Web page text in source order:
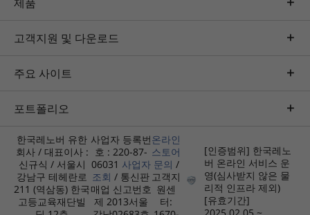
고객지원 및 다운로드
주요 사이트
포트폴리오
한국레노버 유한
회사 / 대표이사 :
신규식 / 서울시
강남구 테헤란로
211 (역삼동) 한국
고등교육재단빌
사업자 등록번
호 : 220-87-
06031 사업자
조회 / 통신판
매업 신고번호
제 2013서울
온라인
스토어
문의 /
고객지
원센
터:
[인증범위] 한국레노
버 온라인 서비스 운
영(심사받지 않은 물
리적 인프라 제외)
[유효기간]